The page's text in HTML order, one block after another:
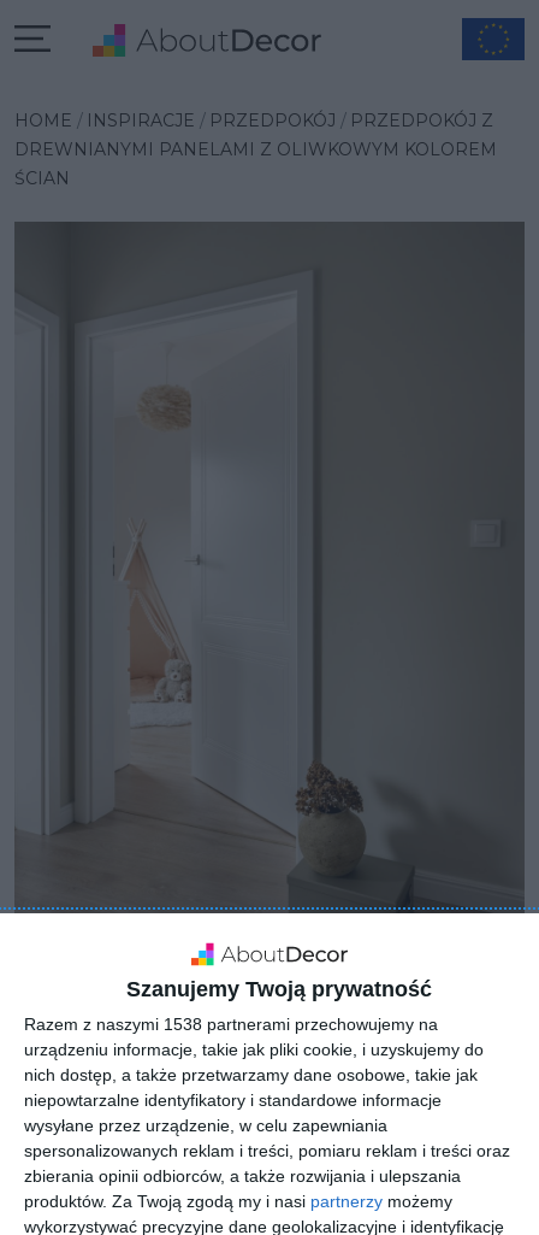
Szanujemy Twoją prywatność
Razem z naszymi 1538 partnerami przechowujemy na
urządzeniu informacje, takie jak pliki cookie, i uzyskujemy do
nich dostęp, a także przetwarzamy dane osobowe, takie jak
niepowtarzalne identyfikatory i standardowe informacje
wysyłane przez urządzenie, w celu zapewniania
spersonalizowanych reklam i treści, pomiaru reklam i treści oraz
zbierania opinii odbiorców, a także rozwijania i ulepszania
produktów. Za Twoją zgodą my i nasi partnerzy możemy
wykorzystywać precyzyjne dane geolokalizacyjne i identyfikację
HOME INSPIRACJE PRZEDPOKÓJ
PRZEDPOKÓJ Z
DREWNIANYMI PANELAMI Z OLIWKOWYM KOLOREM
ŚCIAN